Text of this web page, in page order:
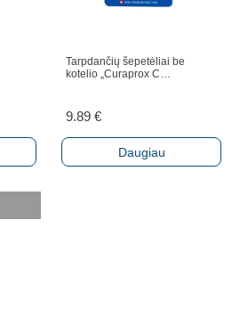
Tarpdančių šepetėliai be
kotelio „Curaprox C…
9.89 €
Daugiau